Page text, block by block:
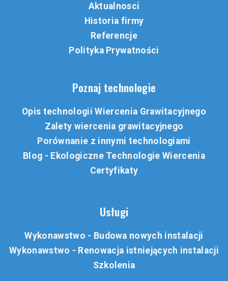
Aktualnosci
Historia firmy
Referencje
Polityka Prywatności
Poznaj technologie
Opis technologii Wiercenia Grawitacyjnego
Zalety wiercenia grawitacyjnego
Porównanie z innymi technologiami
Blog - Ekologiczne Technologie Wiercenia
Certyfikaty
Usługi
Wykonawstwo - Budowa nowych instalacji
Wykonawstwo - Renowacja istniejących instalacji
Szkolenia